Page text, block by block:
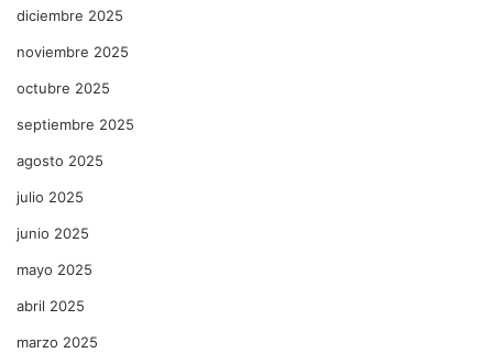
diciembre 2025
noviembre 2025
octubre 2025
septiembre 2025
agosto 2025
julio 2025
junio 2025
mayo 2025
abril 2025
marzo 2025